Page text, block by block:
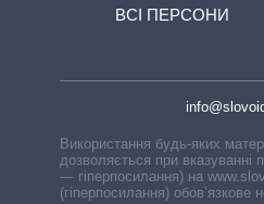
ВСІ ПЕРСОНИ
Використання будь-яких
дозволяється при вказуванні
— гіперпосилання) на
(гіперпосилання) обов’язкове